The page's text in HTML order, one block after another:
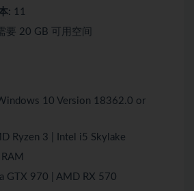
: 11
要 20 GB 可用空间
10 Version 18362.0 or
Ryzen 3 | Intel i5 Skylake
GTX 970 | AMD RX 570